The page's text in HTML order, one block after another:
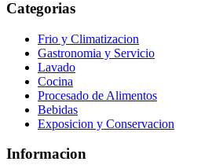
Categorias
Frio y Climatizacion
Gastronomia y Servicio
Lavado
Cocina
Procesado de Alimentos
Bebidas
Exposicion y Conservacion
Informacion